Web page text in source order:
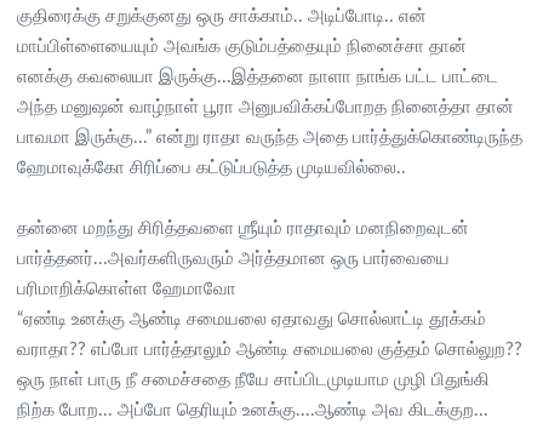
குதிரைக்கு சறுக்குனது ஒரு சாக்காம்.. அடிப்போடி.. என்
மாப்பிள்ளையையும் அவங்க குடும்பத்தையும் நினைச்சா தான்
எனக்கு கவலையா இருக்கு...இத்தனை நாளா நாங்க பட்ட பாட்டை
அந்த மனுஷன் வாழ்நாள் பூரா அனுபவிக்கப்போறத நினைத்தா தான்
பாவமா இருக்கு...” என்று ராதா வருந்த அதை பார்த்துக்கொண்டிருந்த
ஹேமாவுக்கோ சிரிப்பை கட்டுப்படுத்த முடியவில்லை..
தன்னை மறந்து சிரித்தவளை ஶ்ரீயும் ராதாவும் மனநிறைவுடன்
பார்த்தனர்...அவர்களிருவரும் அர்த்தமான ஒரு பார்வையை
பரிமாறிக்கொள்ள ஹேமாவோ
“ஏண்டி உனக்கு ஆண்டி சமையலை ஏதாவது சொல்லாட்டி தூக்கம்
வராதா?? எப்போ பார்த்தாலும் ஆண்டி சமையலை குத்தம் சொல்லுற??
ஒரு நாள் பாரு நீ சமைச்சதை நீயே சாப்பிடமுடியாம முழி பிதுங்கி
நிற்க போற... அப்போ தெரியும் உனக்கு....ஆண்டி அவ கிடக்குற...